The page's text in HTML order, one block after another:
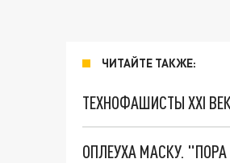
ЧИТАЙТЕ ТАКЖЕ:
ТЕХНОФАШИСТЫ XXI
ОПЛЕУХА МАСКУ.